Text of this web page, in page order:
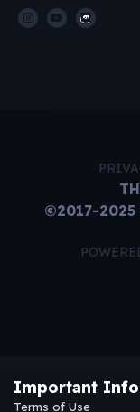
©2017-2025
Important
Terms of Use